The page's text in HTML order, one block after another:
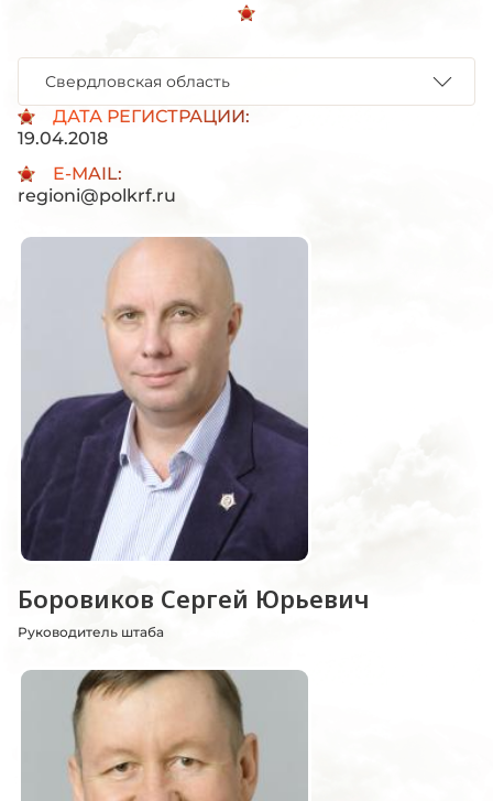
ДАТА РЕГИСТРАЦИИ:
19.04.2018
E-MAIL:
regioni@polkrf.ru
Свердловская область
Боровиков Сергей Юрьевич
Руководитель штаба